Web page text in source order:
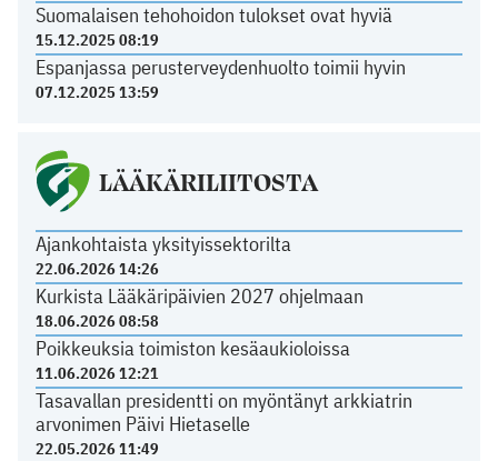
Suomalaisen tehohoidon tulokset ovat hyviä
15.12.2025 08:19
Espanjassa perusterveydenhuolto toimii hyvin
07.12.2025 13:59
LÄÄKÄRILIITOSTA
Ajankohtaista yksityissektorilta
22.06.2026 14:26
Kurkista Lääkäripäivien 2027 ohjelmaan
18.06.2026 08:58
Poikkeuksia toimiston kesäaukioloissa
11.06.2026 12:21
Tasavallan presidentti on myöntänyt arkkiatrin
arvonimen Päivi Hietaselle
22.05.2026 11:49